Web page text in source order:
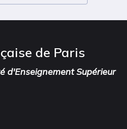
de Paris
d'Enseignement Supérieur